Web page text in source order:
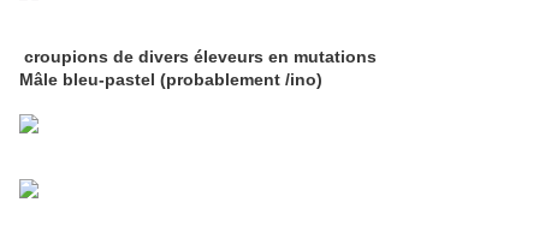
croupions de divers éleveurs en mutations
Mâle bleu-pastel (probablement /ino)